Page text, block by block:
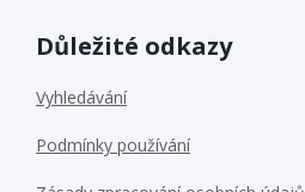
Důležité odkazy
Vyhledávání
Podmínky používání